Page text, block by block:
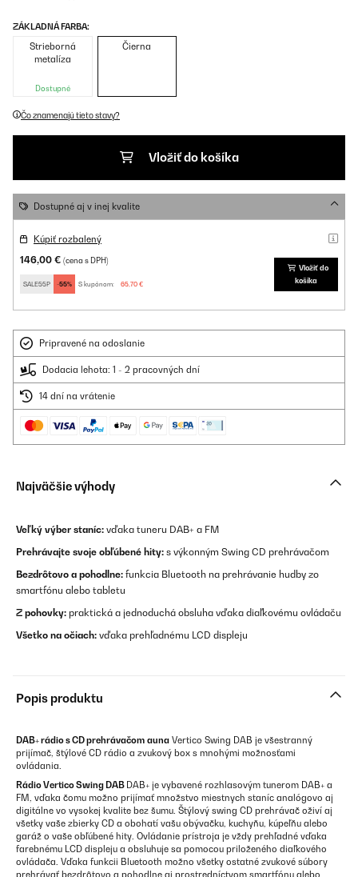
ZÁKLADNÁ FARBA:
Strieborná
metalíza
Dostupné
Čierna
Čo znamenajú tieto stavy?
Vložiť do košíka
Dostupné aj v inej kvalite
Kúpiť rozbalený
146,00 € (cena s DPH)
SALE55P -55% S kupónom: 65,70 €
Vložiť do
košíka
Pripravené na odoslanie
Dodacia lehota: 1 - 2 pracovných dní
14 dní na vrátenie
Najväčšie výhody
Veľký výber staníc: vďaka tuneru DAB+ a FM
Prehrávajte svoje obľúbené hity: s výkonným Swing CD prehrávačom
Bezdrôtovo a pohodlne: funkcia Bluetooth na prehrávanie hudby zo
smartfónu alebo tabletu
Z pohovky: praktická a jednoduchá obsluha vďaka diaľkovému ovládaču
Všetko na očiach: vďaka prehľadnému LCD displeju
Popis produktu
DAB+ rádio s CD prehrávačom auna Vertico Swing DAB je všestranný
prijímač, štýlové CD rádio a zvukový box s mnohými možnosťami
ovládania.
Rádio Vertico Swing DAB DAB+ je vybavené rozhlasovým tunerom DAB+ a
FM, vďaka čomu možno prijímať množstvo miestnych staníc analógovo aj
digitálne vo vysokej kvalite bez šumu. Štýlový swing CD prehrávač oživí aj
všetky vaše zbierky CD a obohatí vašu obývačku, kuchyňu, kúpeľňu alebo
garáž o vaše obľúbené hity. Ovládanie prístroja je vždy prehľadné vďaka
farebnému LCD displeju a obsluhuje sa pomocou priloženého diaľkového
ovládača. Vďaka funkcii Bluetooth možno všetky ostatné zvukové súbory
prehrávať bezdrôtovo a pohodlne aj prostredníctvom smartfónu alebo